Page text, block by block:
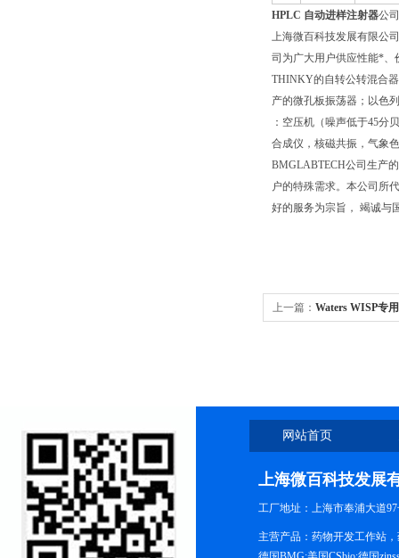
HPLC 自动进样注射器公
上海微百科技发展有限公
司为广大用户供应性能*、
THINKY的自转公转混合
产的微孔板振荡器；以色
：空压机（噪声低于45分
合成仪，核磁共振，气象
BMGLABTECH公司生产
户的特殊需求。本公司所
好的服务为宗旨， 竭诚与
上一篇： Waters WISP专
网站首页
上海微百科技发展
工厂地址：上海市奉浦大道
主营产品：药物开发工作站